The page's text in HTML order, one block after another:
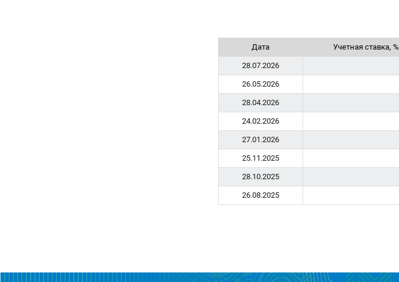
Дата Учетная ставка, %
28.07.2026
26.05.2026
28.04.2026
24.02.2026
27.01.2026
25.11.2025
28.10.2025
26.08.2025